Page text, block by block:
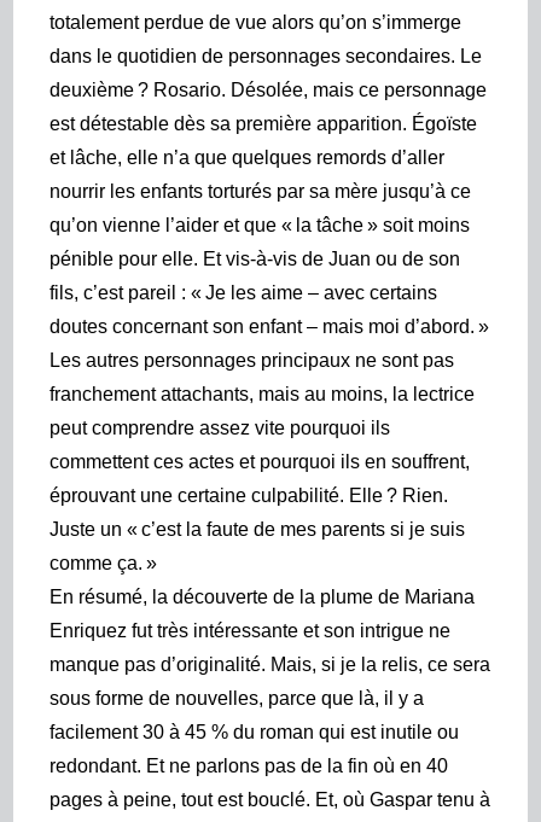
totalement perdue de vue alors qu’on s’immerge
dans le quotidien de personnages secondaires. Le
deuxième ? Rosario. Désolée, mais ce personnage
est détestable dès sa première apparition. Égoïste
et lâche, elle n’a que quelques remords d’aller
nourrir les enfants torturés par sa mère jusqu’à ce
qu’on vienne l’aider et que « la tâche » soit moins
pénible pour elle. Et vis-à-vis de Juan ou de son
fils, c’est pareil : « Je les aime – avec certains
doutes concernant son enfant – mais moi d’abord. »
Les autres personnages principaux ne sont pas
franchement attachants, mais au moins, la lectrice
peut comprendre assez vite pourquoi ils
commettent ces actes et pourquoi ils en souffrent,
éprouvant une certaine culpabilité. Elle ? Rien.
Juste un « c’est la faute de mes parents si je suis
comme ça. »
En résumé, la découverte de la plume de Mariana
Enriquez fut très intéressante et son intrigue ne
manque pas d’originalité. Mais, si je la relis, ce sera
sous forme de nouvelles, parce que là, il y a
facilement 30 à 45 % du roman qui est inutile ou
redondant. Et ne parlons pas de la fin où en 40
pages à peine, tout est bouclé. Et, où Gaspar tenu à